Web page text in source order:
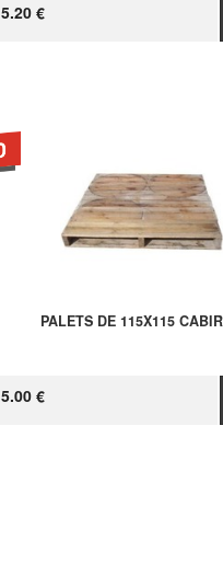
5.20 €
PALETS DE 115X115
5.00 €